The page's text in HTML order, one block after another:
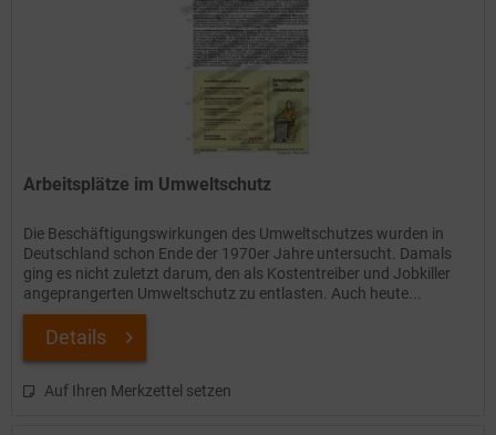
Arbeitsplätze im Umweltschutz
Die Beschäftigungswirkungen des Umweltschutzes wurden in
Deutschland schon Ende der 1970er Jahre untersucht. Damals
ging es nicht zuletzt darum, den als Kostentreiber und Jobkiller
angeprangerten Umweltschutz zu entlasten. Auch heute...
Details
Auf Ihren Merkzettel setzen